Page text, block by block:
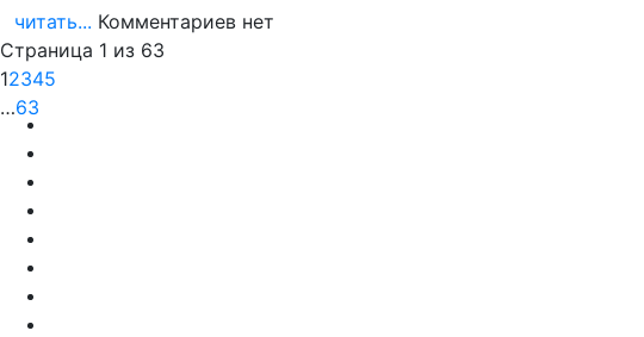
читать... Комментариев нет
Страница 1 из 63
12345
…63